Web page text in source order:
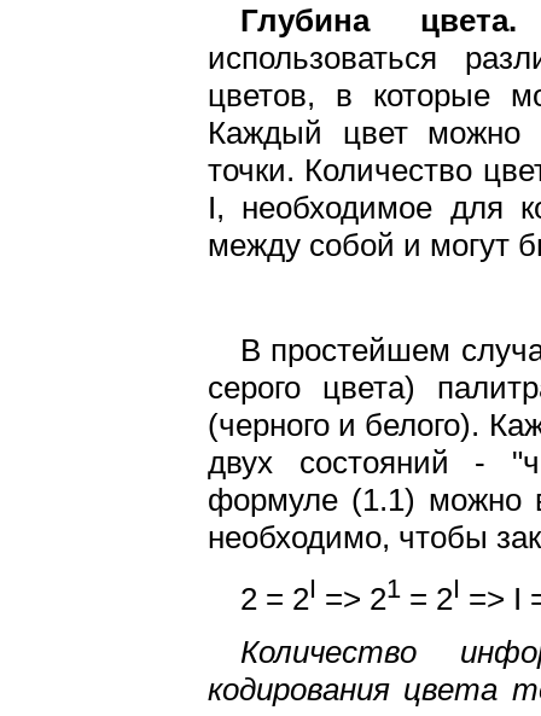
Глубина цвета.
использоваться
цветов, в которые
Каждый цвет можно
точки. Количество
I, необходимое для
между собой и могут
В простейшем
серого цвета)
(черного и белого).
двух состояний -
формуле (1.1) можно
необходимо, чтобы
2 = 2I => 21= 2I => I
Количество
кодирования цвета